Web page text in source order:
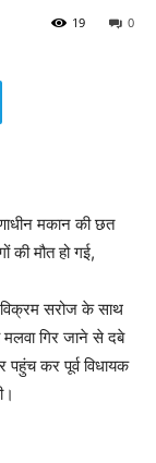
0
19
मकान की छत
की मौत हो गई,
सरोज के साथ
गिर जाने से दबे
कर पूर्व विधायक